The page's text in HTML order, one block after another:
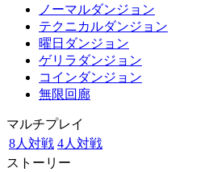
ノーマルダンジョン
テクニカルダンジョン
曜日ダンジョン
ゲリラダンジョン
コインダンジョン
無限回廊
マルチプレイ
8人対戦 4人対戦
ストーリー